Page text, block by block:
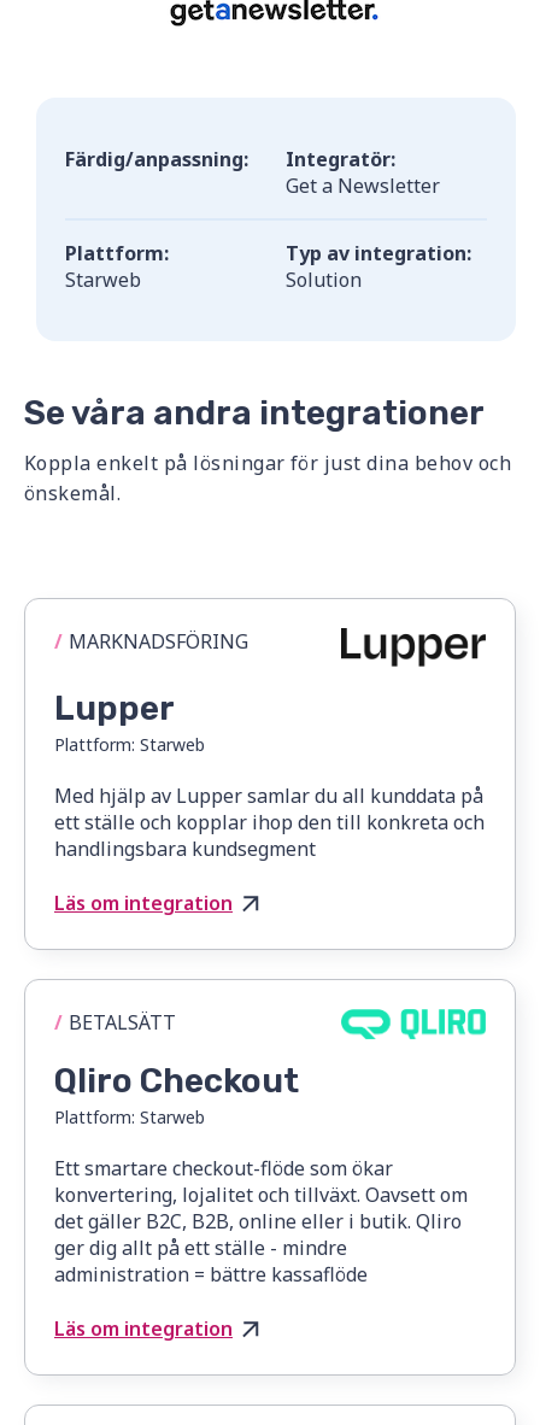
Färdig/anpassning:
Integratör:
Get a Newsletter
Plattform:
Starweb
Typ av integration:
Solution
Se våra andra integrationer
Koppla enkelt på lösningar för just dina behov och
önskemål.
/ MARKNADSFÖRING
Lupper
Plattform: Starweb
Med hjälp av Lupper samlar du all kunddata på
ett ställe och kopplar ihop den till konkreta och
handlingsbara kundsegment
Läs om integration
/ BETALSÄTT
Qliro Checkout
Plattform: Starweb
Ett smartare checkout-flöde som ökar
konvertering, lojalitet och tillväxt. Oavsett om
det gäller B2C, B2B, online eller i butik. Qliro
ger dig allt på ett ställe - mindre
administration = bättre kassaflöde
Läs om integration